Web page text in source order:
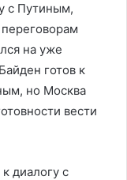
с Путиным,
на уже
готов к
но Москва
вести
диалогу с